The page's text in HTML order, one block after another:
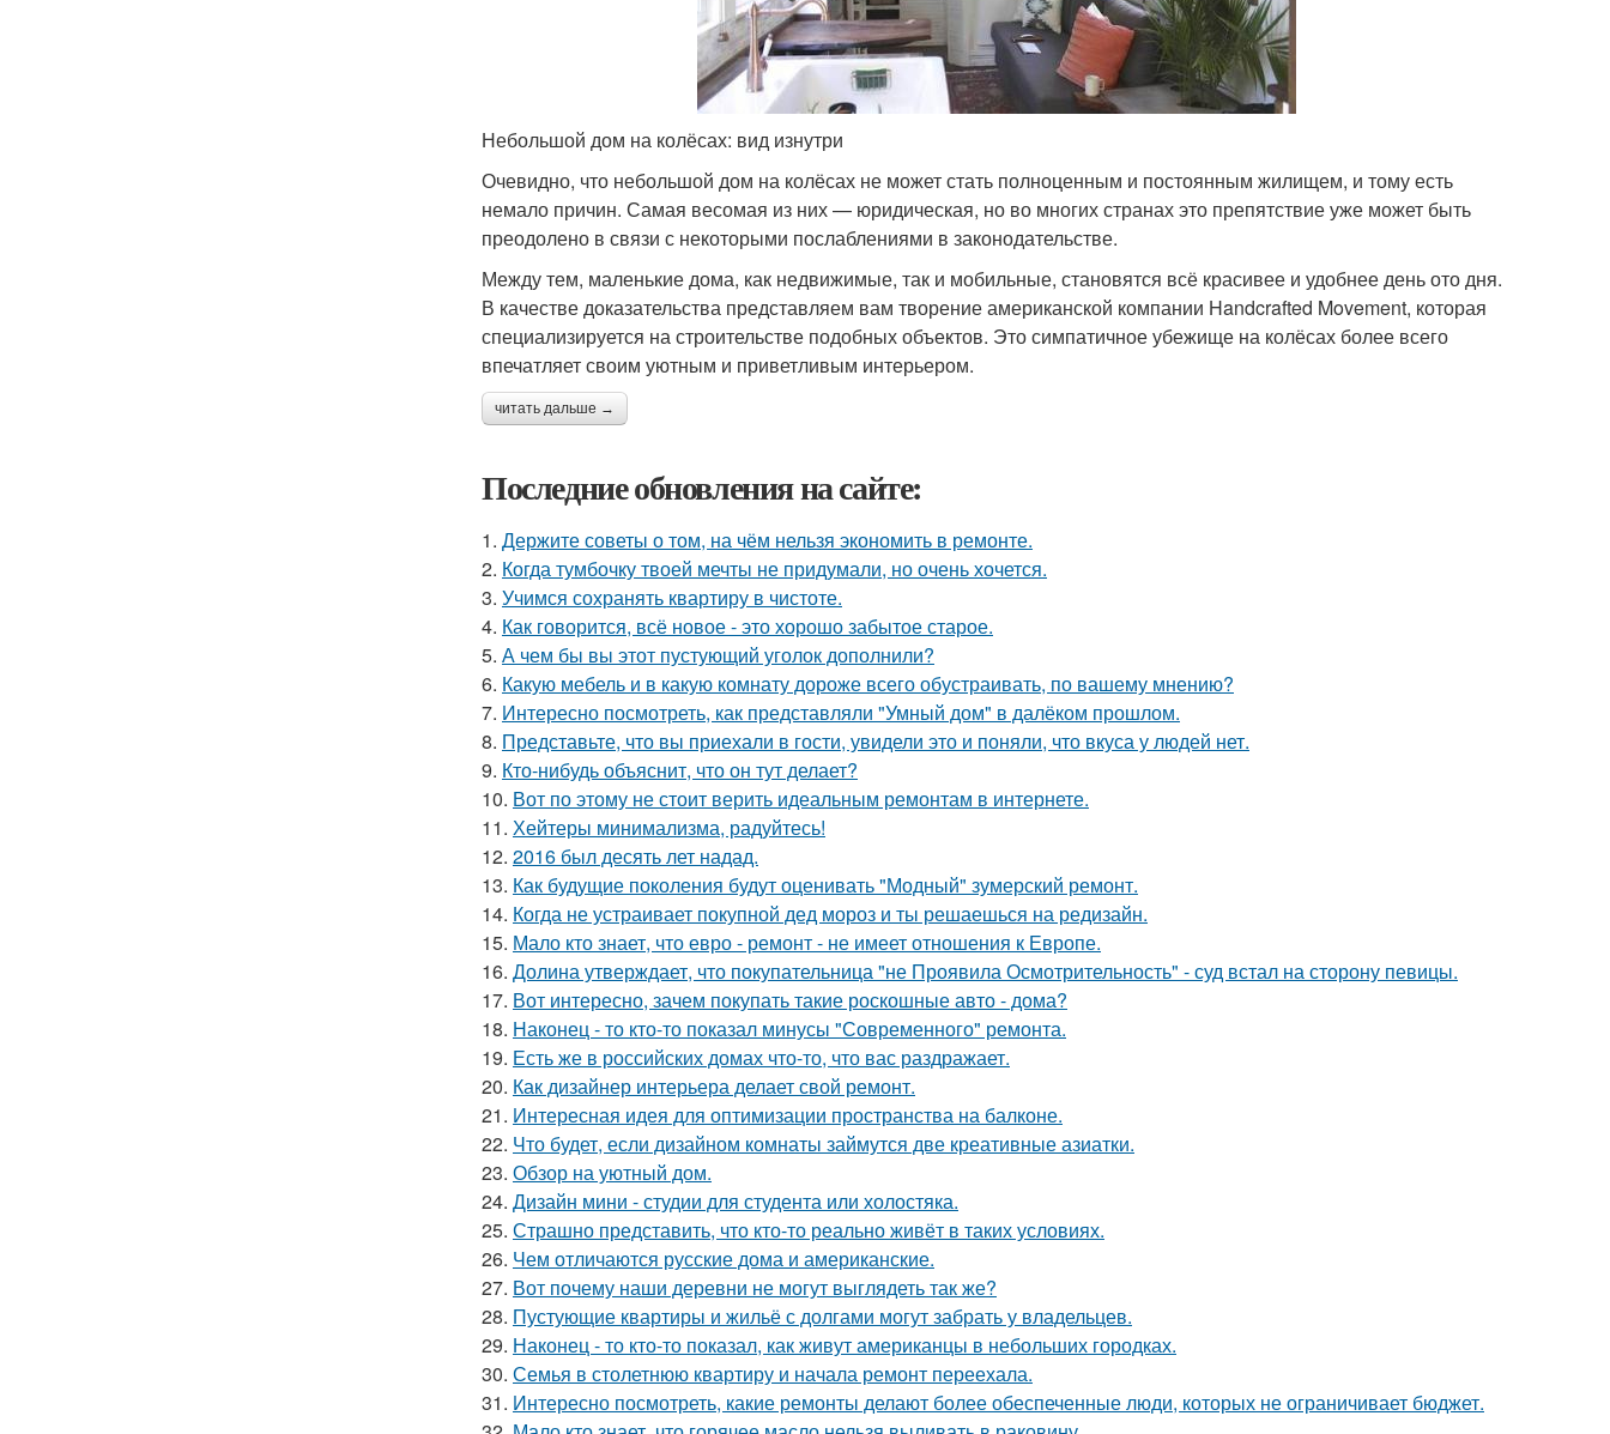
Небольшой дом на колёсах: вид изнутри
Очевидно, что небольшой дом на колёсах не может стать полноценным и постоянным жилищем, и тому есть
немало причин. Самая весомая из них — юридическая, но во многих странах это препятствие уже может быть
преодолено в связи с некоторыми послаблениями в законодательстве.
Между тем, маленькие дома, как недвижимые, так и мобильные, становятся всё красивее и удобнее день ото дня.
В качестве доказательства представляем вам творение американской компании Handcrafted Movement, которая
специализируется на строительстве подобных объектов. Это симпатичное убежище на колёсах более всего
впечатляет своим уютным и приветливым интерьером.
читать дальше →
Последние обновления на сайте:
1. Держите советы о том, на чём нельзя экономить в ремонте.
2. Когда тумбочку твоей мечты не придумали, но очень хочется.
3. Учимся сохранять квартиру в чистоте.
4. Как говорится, всё новое - это хорошо забытое старое.
5. А чем бы вы этот пустующий уголок дополнили?
6. Какую мебель и в какую комнату дороже всего обустраивать, по вашему мнению?
7. Интересно посмотреть, как представляли "Умный дом" в далёком прошлом.
8. Представьте, что вы приехали в гости, увидели это и поняли, что вкуса у людей нет.
9. Кто-нибудь объяснит, что он тут делает?
10. Вот по этому не стоит верить идеальным ремонтам в интернете.
11. Хейтеры минимализма, радуйтесь!
12. 2016 был десять лет надад.
13. Как будущие поколения будут оценивать "Модный" зумерский ремонт.
14. Когда не устраивает покупной дед мороз и ты решаешься на редизайн.
15. Мало кто знает, что евро - ремонт - не имеет отношения к Европе.
16. Долина утверждает, что покупательница "не Проявила Осмотрительность" - суд встал на сторону певицы.
17. Вот интересно, зачем покупать такие роскошные авто - дома?
18. Наконец - то кто-то показал минусы "Современного" ремонта.
19. Есть же в российских домах что-то, что вас раздражает.
20. Как дизайнер интерьера делает свой ремонт.
21. Интересная идея для оптимизации пространства на балконе.
22. Что будет, если дизайном комнаты займутся две креативные азиатки.
23. Обзор на уютный дом.
24. Дизайн мини - студии для студента или холостяка.
25. Страшно представить, что кто-то реально живёт в таких условиях.
26. Чем отличаются русские дома и американские.
27. Вот почему наши деревни не могут выглядеть так же?
28. Пустующие квартиры и жильё с долгами могут забрать у владельцев.
29. Наконец - то кто-то показал, как живут американцы в небольших городках.
30. Семья в столетнюю квартиру и начала ремонт переехала.
31. Интересно посмотреть, какие ремонты делают более обеспеченные люди, которых не ограничивает бюджет.